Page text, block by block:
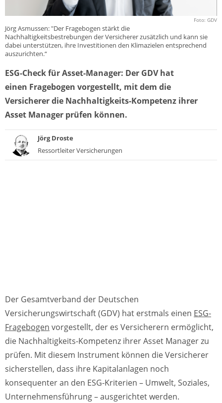
Foto: GDV
Jörg Asmussen: "Der Fragebogen stärkt die
Nachhaltigkeitsbestrebungen der Versicherer zusätzlich und kann sie
dabei unterstützen, ihre Investitionen den Klimazielen entsprechend
auszurichten.“
ESG-Check für Asset-Manager: Der GDV hat
einen Fragebogen vorgestellt, mit dem die
Versicherer die Nachhaltigkeits-Kompetenz ihrer
Asset Manager prüfen können.
Jörg Droste
Ressortleiter Versicherungen
Der Gesamtverband der Deutschen
Versicherungswirtschaft (GDV) hat erstmals einen ESG-
Fragebogen vorgestellt, der es Versicherern ermöglicht,
die Nachhaltigkeits-Kompetenz ihrer Asset Manager zu
prüfen. Mit diesem Instrument können die Versicherer
sicherstellen, dass ihre Kapitalanlagen noch
konsequenter an den ESG-Kriterien – Umwelt, Soziales,
Unternehmensführung – ausgerichtet werden.